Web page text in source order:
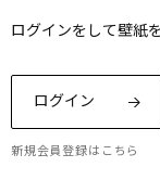
ログインをして壁紙
ログイン
新規会員登録はこちら